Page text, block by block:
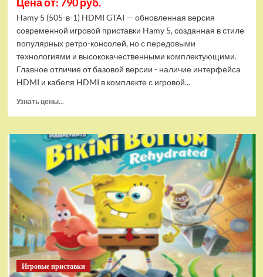
Hamy 5 (505-в-1) HDMI GTAI — обновленная версия
современной игровой приставки Hamy 5, созданная в стиле
популярных ретро-консолей, но с передовыми
технологиями и высококачественными комплектующими.
Главное отличие от базовой версии - наличие интерфейса
HDMI и кабеля HDMI в комплекте с игровой...
Узнать цены...
Игровая
приставка
Hamy
5
(505-
в-1)
HDMI
GTA
Игровые приставки